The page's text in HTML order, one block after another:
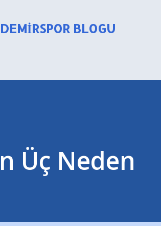
BLOGU
Üç Neden